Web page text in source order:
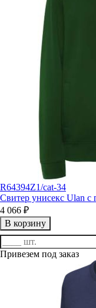
R64394Z1/cat-34
Свитер унисекс Ulan с
4 066 ₽
В корзину
Привезем под заказ